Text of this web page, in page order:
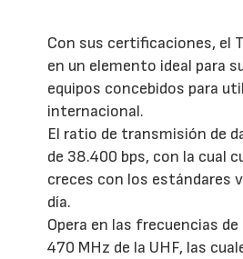
Con sus certificaciones, el
en un elemento ideal para
equipos concebidos para
internacional.
El ratio de transmisión de
de 38.400 bps, con la cual
creces con los estándares
día.
Opera en las frecuencias
470 MHz de la UHF, las